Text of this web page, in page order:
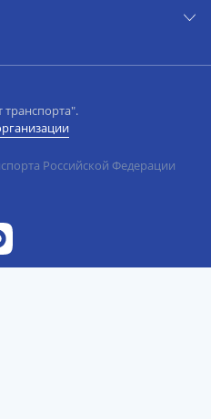
транспорта".
Российской Федерации